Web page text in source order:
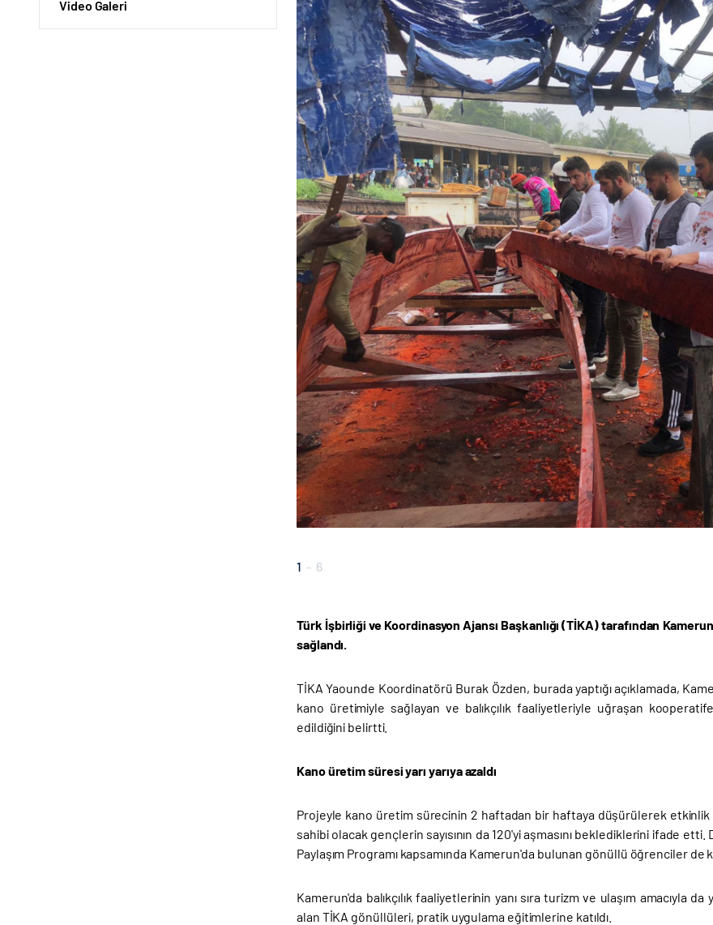
Video Galeri
1 - 6
Türk İşbirliği ve Koordinasyon Ajansı Başkanlığı (TİKA) tarafından
sağlandı.
TİKA Yaounde Koordinatörü Burak Özden, burada yaptığı açıklamada,
kano üretimiyle sağlayan ve balıkçılık faaliyetleriyle uğraşan
edildiğini belirtti.
Kano üretim süresi yarı yarıya azaldı
Projeyle kano üretim sürecinin 2 haftadan bir haftaya düşürülerek etkinlik
sahibi olacak gençlerin sayısının da 120'yi aşmasını beklediklerini ifade
Paylaşım Programı kapsamında Kamerun'da bulunan gönüllü öğrenciler de
Kamerun'da balıkçılık faaliyetlerinin yanı sıra turizm ve ulaşım amacıyla
alan TİKA gönüllüleri, pratik uygulama eğitimlerine katıldı.